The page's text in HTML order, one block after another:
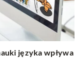
języka wpływa